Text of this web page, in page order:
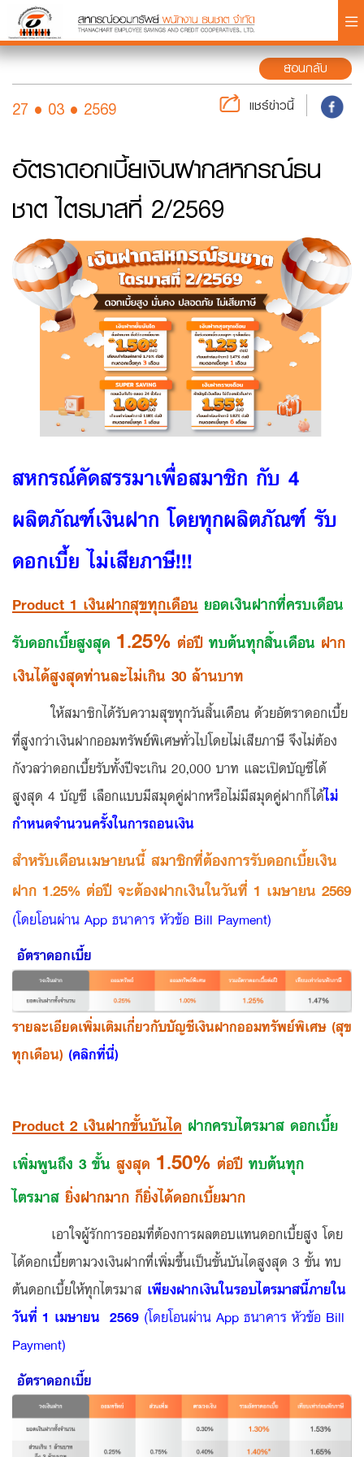
ลง
ทะเบียน
×
ย้อนกลับ
27 • 03 • 2569 แชร์ข่าวนี้
อัตราดอกเบี้ยเงินฝากสหกรณ์ธน
ชาต ไตรมาสที่ 2/2569
สหกรณ์คัดสรรมาเพื่อสมาชิก กับ 4
ผลิตภัณฑ์เงินฝาก โดยทุกผลิตภัณฑ์ รับ
ดอกเบี้ย ไม่เสียภาษี!!!
Product 1 เงินฝากสุขทุกเดือน ยอดเงินฝากที่ครบเดือน
รับดอกเบี้ยสูงสุด 1.25% ต่อปี ทบต้นทุกสิ้นเดือน ฝาก
เงินได้สูงสุดท่านละไม่เกิน 30 ล้านบาท
ให้สมาชิกได้รับความสุขทุกวันสิ้นเดือน ด้วยอัตราดอกเบี้ย
ที่สูงกว่าเงินฝากออมทรัพย์พิเศษทั่วไปโดยไม่เสียภาษี จึงไม่ต้อง
กังวลว่าดอกเบี้ยรับทั้งปีจะเกิน 20,000 บาท และเปิดบัญชีได้
สูงสุด 4 บัญชี เลือกแบบมีสมุดคู่ฝากหรือไม่มีสมุดคู่ฝากก็ได้ไม่
กำหนดจำนวนครั้งในการถอนเงิน
สำหรับเดือนเมษายนนี้ สมาชิกที่ต้องการรับดอกเบี้ยเงิน
ฝาก 1.25% ต่อปี จะต้องฝากเงินในวันที่ 1 เมษายน 2569
(โดยโอนผ่าน App ธนาคาร หัวข้อ Bill Payment)
อัตราดอกเบี้ย
รายละเอียดเพิ่มเติมเกี่ยวกับบัญชีเงินฝากออมทรัพย์พิเศษ (สุข
ทุกเดือน) (คลิกที่นี่)
Product 2 เงินฝากขั้นบันได ฝากครบไตรมาส ดอกเบี้ย
เพิ่มพูนถึง 3 ขั้น สูงสุด 1.50% ต่อปี ทบต้นทุก
ไตรมาส ยิ่งฝากมาก ก็ยิ่งได้ดอกเบี้ยมาก
เอาใจผู้รักการออมที่ต้องการผลตอบแทนดอกเบี้ยสูง โดย
ได้ดอกเบี้ยตามวงเงินฝากที่เพิ่มขึ้นเป็นขั้นบันไดสูงสุด 3 ขั้น ทบ
ต้นดอกเบี้ยให้ทุกไตรมาส เพียงฝากเงินในรอบไตรมาสนี้ภายใน
วันที่ 1 เมษายน 2569 (โดยโอนผ่าน App ธนาคาร หัวข้อ Bill
Payment)
อัตราดอกเบี้ย